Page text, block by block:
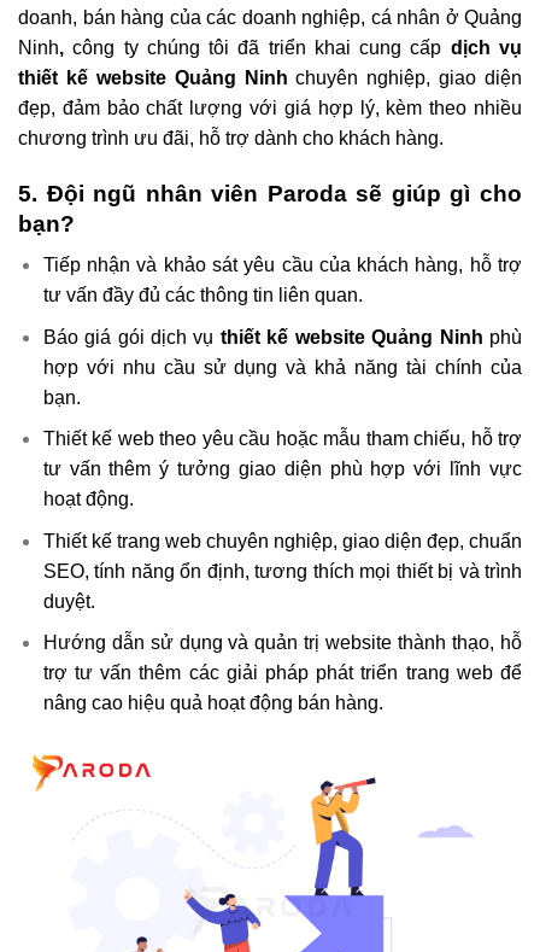
doanh, bán hàng của các doanh nghiệp, cá nhân ở Quảng
Ninh,công ty chúng tôi đã triển khai cung cấp dịch vụ
thiết kế website Quảng Ninh chuyên nghiệp, giao diện
đẹp, đảm bảo chất lượng với giá hợp lý, kèm theo nhiều
chương trình ưu đãi, hỗ trợ dành cho khách hàng.
5. Đội ngũ nhân viên Paroda sẽ giúp gì cho
bạn?
Tiếp nhận và khảo sát yêu cầu của khách hàng, hỗ trợ
tư vấn đầy đủ các thông tin liên quan.
Báo giá gói dịch vụ thiết kế website Quảng Ninh phù
hợp với nhu cầu sử dụng và khả năng tài chính của
bạn.
Thiết kế web theo yêu cầu hoặc mẫu tham chiếu, hỗ trợ
tư vấn thêm ý tưởng giao diện phù hợp với lĩnh vực
hoạt động.
Thiết kế trang web chuyên nghiệp, giao diện đẹp, chuẩn
SEO, tính năng ổn định, tương thích mọi thiết bị và trình
duyệt.
Hướng dẫn sử dụng và quản trị website thành thạo, hỗ
trợ tư vấn thêm các giải pháp phát triển trang web để
nâng cao hiệu quả hoạt động bán hàng.